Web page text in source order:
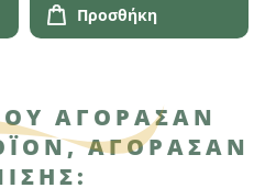
Προσθήκη
ΑΓΌΡΑΣΑΝ
ΑΓΌΡΑΣΑΝ